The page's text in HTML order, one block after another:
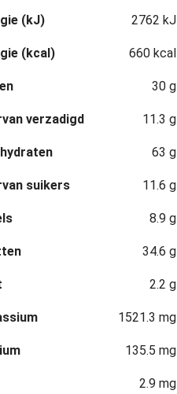
(kJ) 2762 kJ
(kcal) 660 kcal
30 g
verzadigd 11.3 g
63 g
suikers 11.6 g
8.9 g
34.6 g
2.2 g
1521.3 mg
135.5 mg
2.9 mg